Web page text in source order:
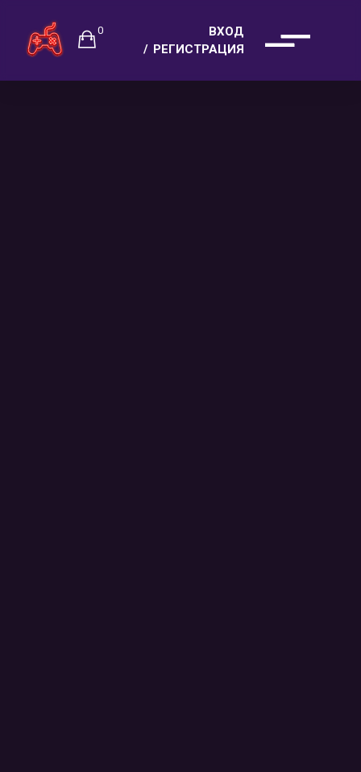
0
ВХОД
РЕГИСТРАЦИЯ